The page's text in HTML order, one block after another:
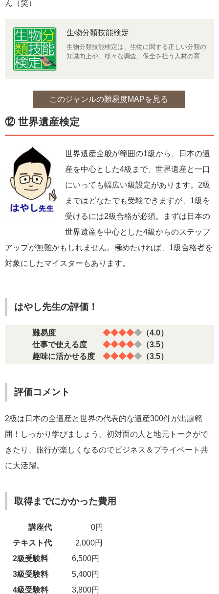
ん（笑）
生物分類技能検定
生物分類技能検定は、生物に関する正しい分類の
知識向上や、様々な調査、保全を担う人材の育...
このジャンルの難易度MAPを見る
⑫ 世界遺産検定
世界遺産全般が範囲の1級から、日本の遺
産を中心とした4級まで、世界遺産と一口
にいっても幅広い級設定があります。2級
まではどなたでも受験できますが、1級を
受けるには2級合格が必須。まずは日本の
世界遺産を中心とした4級からのステップ
アップが無難かもしれません。極めたければ、1級合格者を
対象にしたマイスターもあります。
はやし先生の評価！
難易度 ◆◆◆◆◆ （4.0）
仕事で使える度 ◆◆◆◆◆ （3.5）
趣味に活かせる度 ◆◆◆◆◆ （3.5）
評価コメント
2級は日本の全遺産と世界の代表的な遺産300件が出題範
囲！しっかり学びましょう。初対面の人と地元トークがで
きたり、旅行が楽しくなるのでビジネス＆プライベート共
に大活躍。
取得までにかかった費用
講座代 0円
テキスト代 2,000円
2級受験料6,500円
3級受験料5,400円
4級受験料3,800円